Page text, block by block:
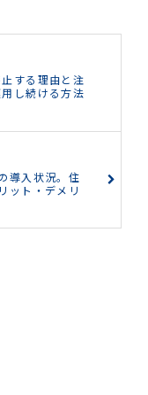
する理由と注
し続ける方法
導入状況。住
ット・デメリ